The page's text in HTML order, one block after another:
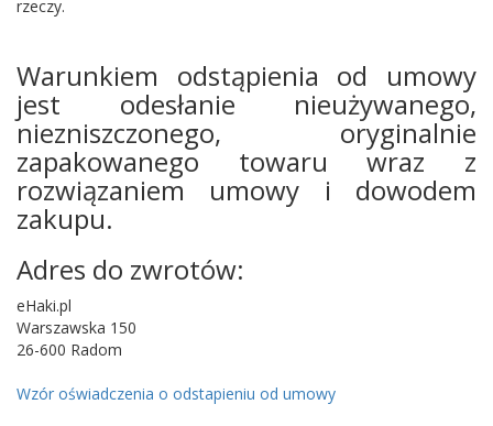
rzeczy.
Warunkiem odstąpienia od umowy
jest odesłanie nieużywanego,
niezniszczonego, oryginalnie
zapakowanego towaru wraz z
rozwiązaniem umowy i dowodem
zakupu.
Adres do zwrotów:
eHaki.pl
Warszawska 150
26-600 Radom
Wzór oświadczenia o odstapieniu od umowy